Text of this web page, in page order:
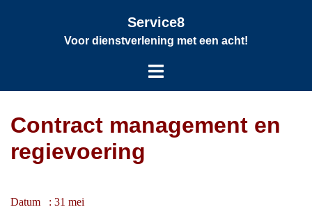
Service8
Voor dienstverlening met een acht!
Contract management en
regievoering
Datum : 31 mei